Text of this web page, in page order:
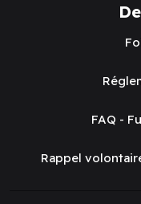
FAQ -
Rappel